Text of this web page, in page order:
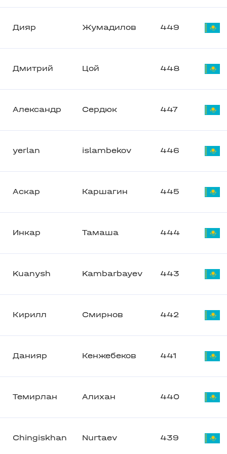
Дияр Жумадилов 449
Дмитрий Цой 448
Александр Сердюк 447
yerlan islambekov 446
Аскар Каршагин 445
Инкар Тамаша 444
Kuanysh Kambarbayev 443
Кирилл Смирнов 442
Данияр Кенжебеков 441
Темирлан Алихан 440
Chingiskhan Nurtaev 439